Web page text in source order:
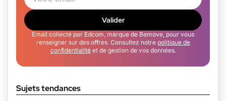
Valider
Email collecté par Edcom, marque de Bemove, pour vous
renseigner sur des offres. Consultez notre politique de
confidentialitéet de gestion de vos données.
Sujets tendances